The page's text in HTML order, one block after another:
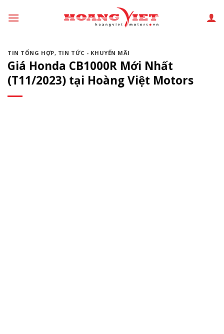
đến
dungTIN TỔNG HỢP, TIN TỨC - KHUYẾN MÃI
Giá Honda CB1000R Mới Nhất
(T11/2023) tại Hoàng Việt Motors